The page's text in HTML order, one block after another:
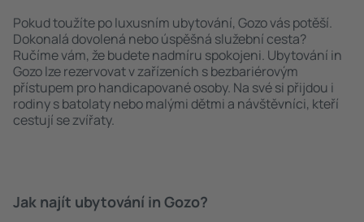
Pokud toužíte po luxusním ubytování, Gozo vás potěší.
Dokonalá dovolená nebo úspěšná služební cesta?
Ručíme vám, že budete nadmíru spokojeni. Ubytování in
Gozo lze rezervovat v zařízeních s bezbariérovým
přístupem pro handicapované osoby. Na své si přijdou i
rodiny s batolaty nebo malými dětmi a návštěvníci, kteří
cestují se zvířaty.
Jak najít ubytování in Gozo?